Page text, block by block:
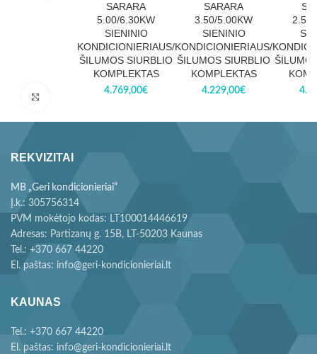
Paspauskite, kad padidintumėte
SARARA
5.00/6.30KW
SIENINIO
KONDICIONIERIAUS/
ŠILUMOS SIURBLIO
KOMPLEKTAS
4.769,00€
SARARA
3.50/5.00KW
SIENINIO
KONDICIONIERIAUS/
ŠILUMOS SIURBLIO
KOMPLEKTAS
4.229,00€
REKVIZITAI
MB „Geri kondicionieriai”
Į.k.: 305756314
PVM mokėtojo kodas: LT100014446619
Adresas: Partizanų g. 15B, LT-50203 Kaunas
Tel.: +370 667 44220
El. paštas: info@geri-kondicionieriai.lt
KAUNAS
Tel.: +370 667 44220
El. paštas: info@geri-kondicionieriai.lt